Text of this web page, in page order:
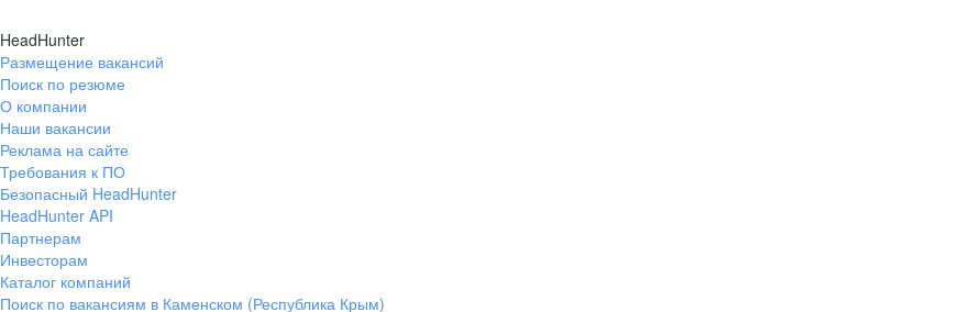
HeadHunter
Размещение вакансий
Поиск по резюме
О компании
Наши вакансии
Реклама на сайте
Требования к ПО
Безопасный HeadHunter
HeadHunter API
Партнерам
Инвесторам
Каталог компаний
Поиск по вакансиям в Каменском (Республика Крым)